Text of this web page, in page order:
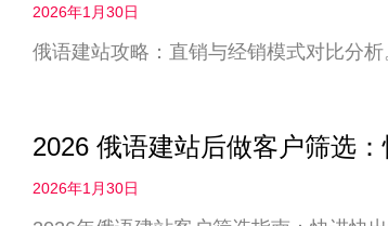
2026年1月30日
俄语建站攻略：直销与经销模式对比分
2026 俄语建站后做客户筛选
2026年1月30日